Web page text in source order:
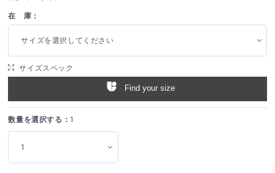
在 庫：
サイズを選択してください
サイズスペック
Find your size
数量を選択する： 1